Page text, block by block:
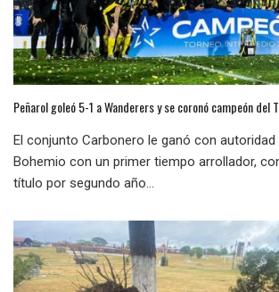
Peñarol goleó 5-1 a Wanderers y se coronó campeón del
El conjunto Carbonero le ganó con
Bohemio con un primer tiempo arrollador,
título por segundo año...